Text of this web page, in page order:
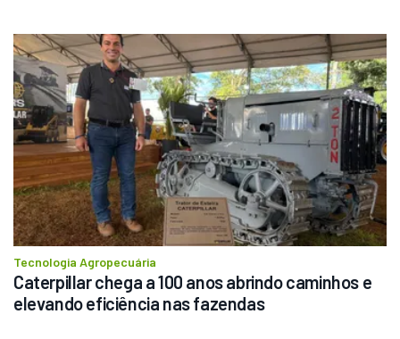
Tecnologia Agropecuária
Caterpillar chega a 100 anos abrindo caminhos e
elevando eficiência nas fazendas